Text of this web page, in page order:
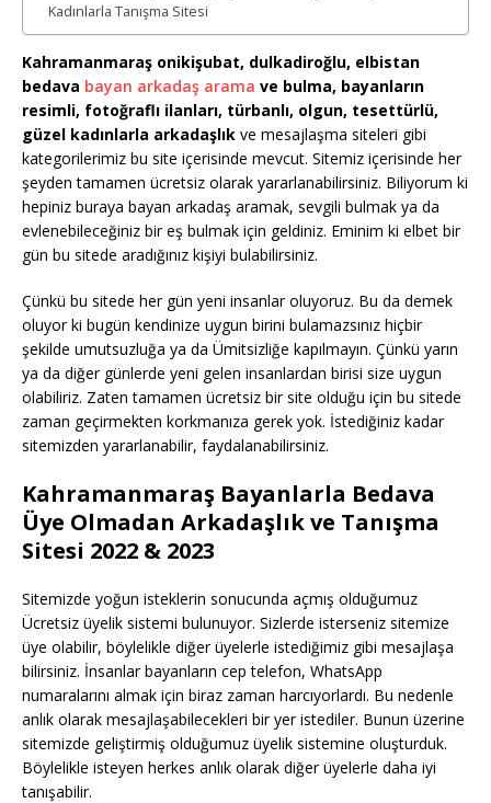
Kadınlarla Tanışma Sitesi
Kahramanmaraş onikişubat, dulkadiroğlu, elbistan
bedava bayan arkadaş arama ve bulma, bayanların
resimli, fotoğraflı ilanları, türbanlı, olgun, tesettürlü,
güzel kadınlarla arkadaşlık ve mesajlaşma siteleri gibi
kategorilerimiz bu site içerisinde mevcut. Sitemiz içerisinde her
şeyden tamamen ücretsiz olarak yararlanabilirsiniz. Biliyorum ki
hepiniz buraya bayan arkadaş aramak, sevgili bulmak ya da
evlenebileceğiniz bir eş bulmak için geldiniz. Eminim ki elbet bir
gün bu sitede aradığınız kişiyi bulabilirsiniz.
Çünkü bu sitede her gün yeni insanlar oluyoruz. Bu da demek
oluyor ki bugün kendinize uygun birini bulamazsınız hiçbir
şekilde umutsuzluğa ya da Ümitsizliğe kapılmayın. Çünkü yarın
ya da diğer günlerde yeni gelen insanlardan birisi size uygun
olabiliriz. Zaten tamamen ücretsiz bir site olduğu için bu sitede
zaman geçirmekten korkmanıza gerek yok. İstediğiniz kadar
sitemizden yararlanabilir, faydalanabilirsiniz.
Kahramanmaraş Bayanlarla Bedava
Üye Olmadan Arkadaşlık ve Tanışma
Sitesi 2022 & 2023
Sitemizde yoğun isteklerin sonucunda açmış olduğumuz
Ücretsiz üyelik sistemi bulunuyor. Sizlerde isterseniz sitemize
üye olabilir, böylelikle diğer üyelerle istediğimiz gibi mesajlaşa
bilirsiniz. İnsanlar bayanların cep telefon, WhatsApp
numaralarını almak için biraz zaman harcıyorlardı. Bu nedenle
anlık olarak mesajlaşabilecekleri bir yer istediler. Bunun üzerine
sitemizde geliştirmiş olduğumuz üyelik sistemine oluşturduk.
Böylelikle isteyen herkes anlık olarak diğer üyelerle daha iyi
tanışabilir.